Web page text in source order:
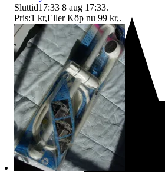
Sluttid17:33 8 aug 17:33.
Pris:1 kr,Eller Köp nu 99 kr,.